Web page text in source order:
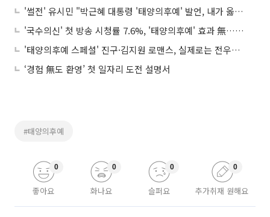
'썰전' 유시민 "박근혜 대통령 '태양의후예' 발언, 내가 옳다는 의중"
'국수의신' 첫 방송 시청률 7.6%, '태양의후예' 효과 無…동시간대 2위
'태양의후예 스페셜' 진구·김지원 로맨스, 실제로는 전우애? "이게 무슨"
‘경험 無도 환영’ 첫 일자리 도전 설명서
#태양의후예
좋아요
0
화나요
0
슬퍼요
0
추가취재 원해요
0